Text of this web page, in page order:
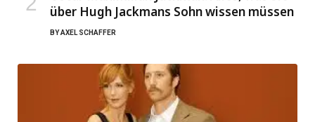
über Hugh Jackmans Sohn wissen müssen
BYAXEL SCHAFFER